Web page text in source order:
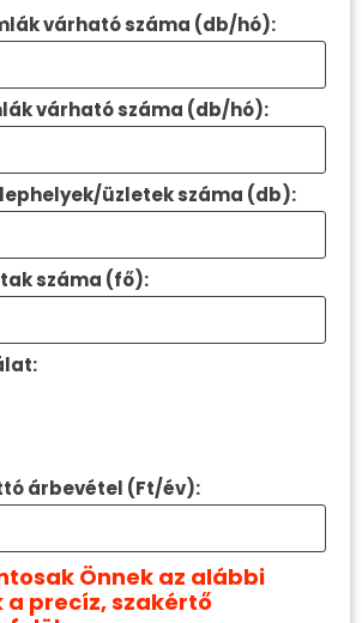
várható száma (db/hó):
várható száma (db/hó):
üzletek száma (db):
száma (fő):
árbevétel (Ft/év):
Önnek az alábbi
precíz, szakértő